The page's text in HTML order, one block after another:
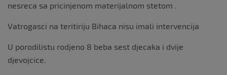
nesreca sa pricinjenom materijalnom stetom .
Vatrogasci na teritiriju Bihaca nisu imali intervencija
U porodilistu rodjeno 8 beba sest djecaka i dvije
djevojcice.